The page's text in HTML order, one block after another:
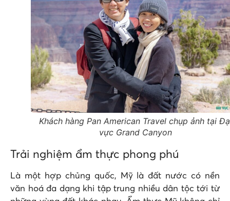
Khách hàng Pan American Travel chụp ảnh tại
vực Grand Canyon
Trải nghiệm ẩm thực phong phú
Là một hợp chủng quốc, Mỹ là đất nước có nền
văn hoá đa dạng khi tập trung nhiều dân tộc tới từ